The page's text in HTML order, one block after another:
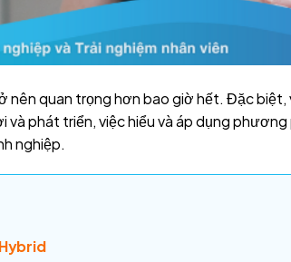
nên quan trọng hơn bao giờ hết. Đặc biệt,
phát triển, việc hiểu và áp dụng
nghiệp.